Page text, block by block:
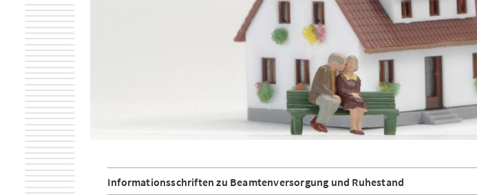
Informationsschriften zu Beamtenversorgung und Ruhestand